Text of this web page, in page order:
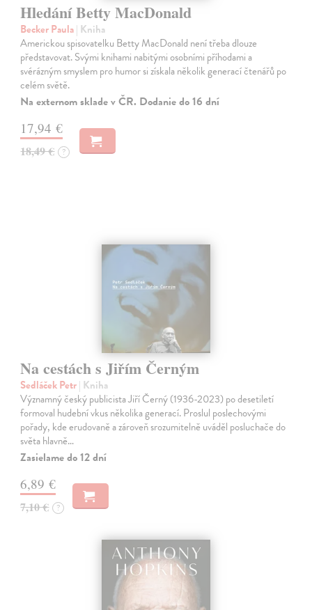
Hledání Betty MacDonald
Becker Paula| Kniha
Americkou spisovatelku Betty MacDonald není třeba dlouze
představovat. Svými knihami nabitými osobními příhodami a
svérázným smyslem pro humor si získala několik generací čtenářů po
celém světě.
Na externom sklade v ČR. Dodanie do 16 dní
17,94 €
18,49 € ?
Na cestách s Jiřím Černým
Sedláček Petr| Kniha
Významný český publicista Jiří Černý (1936-2023) po desetiletí
formoval hudební vkus několika generací. Proslul poslechovými
pořady, kde erudovaně a zároveň srozumitelně uváděl posluchače do
světa hlavně…
Zasielame do 12 dní
6,89 €
7,10 € ?